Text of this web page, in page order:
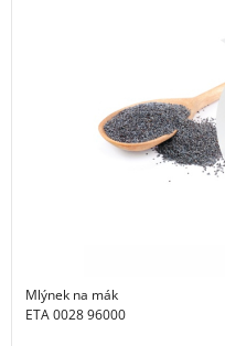
Mlýnek na mák
ETA 0028 96000